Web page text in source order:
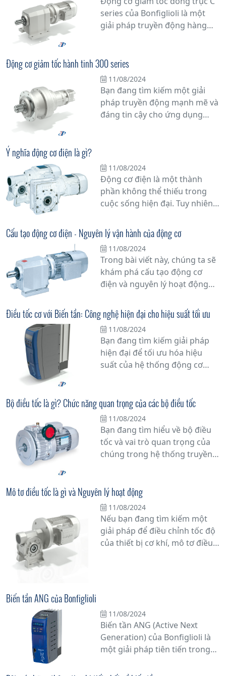
hàng chính hãng.
series của Bonfiglioli là một
giải pháp truyền động hàng
hiệu suất cao. Với thiết kế chắc
chắn và đa dạng các tính năng,
động cơ này đem lại nhiều ưu
điểm vượt trội, từ khả năng
chịu tải nặng đến tuổi thọ cao
và linh hoạt về tốc độ.
Động cơ giảm tốc hành tinh 300 series
11/08/2024
Bạn đang tìm kiếm một giải
pháp truyền động mạnh mẽ và
đáng tin cậy cho ứng dụng
là lựa chọn hàng đầu mà bạn
không thể bỏ qua.
Ý nghĩa động cơ điện là gì?
11/08/2024
Động cơ điện là một thành
phần không thể thiếu trong
cuộc sống hiện đại. Tuy nhiên,
trọng đến vậy không? Bài viết
này sẽ đi sâu vào ý nghĩa động
cơ điện và vai trò của nó trong
cuộc sống hàng ngày của
chúng ta.
Cấu tạo động cơ điện - Nguyên lý vận hành của động cơ
11/08/2024
Trong bài viết này, chúng ta sẽ
khám phá cấu tạo động cơ
điện và nguyên lý hoạt động
không thể thiếu trong nhiều
thiết bị điện tử và ứng dụng
công nghiệp. Tìm hiểu sâu hơn
về cách mà động cơ điện hoạt
động và tại sao chúng lại là trái
tim của hệ thống máy móc và
Điều tốc cơ với Biến tần: Công nghệ hiện đại cho hiệu suất tối ưu
11/08/2024
Bạn đang tìm kiếm giải pháp
hiện đại để tối ưu hóa hiệu
suất của hệ thống động cơ
Biến tần - một giải pháp tiên
tiến giúp tăng cường hiệu quả
vận hành và tiết kiệm năng
lượng.
Bộ điều tốc là gì? Chức năng quan trọng của các bộ điều tốc
11/08/2024
Bạn đang tìm hiểu về bộ điều
tốc và vai trò quan trọng của
chúng trong hệ thống truyền
về bộ điều tốc là gì và tại sao
chúng đóng vai trò không thể
phủ nhận trong việc duy trì
hiệu suất hoạt động của động
cơ.
Mô tơ điều tốc là gì và Nguyên lý hoạt động
11/08/2024
Nếu bạn đang tìm kiếm một
giải pháp để điều chỉnh tốc độ
của thiết bị cơ khí, mô tơ điều
không? Hãy cùng chúng tôi
khám phá chi tiết hơn về vấn
đề này.
Biến tần ANG của Bonfiglioli
11/08/2024
Biến tần ANG (Active Next
Generation) của Bonfiglioli là
một giải pháp tiên tiến trong
servo, được thiết kế để cung